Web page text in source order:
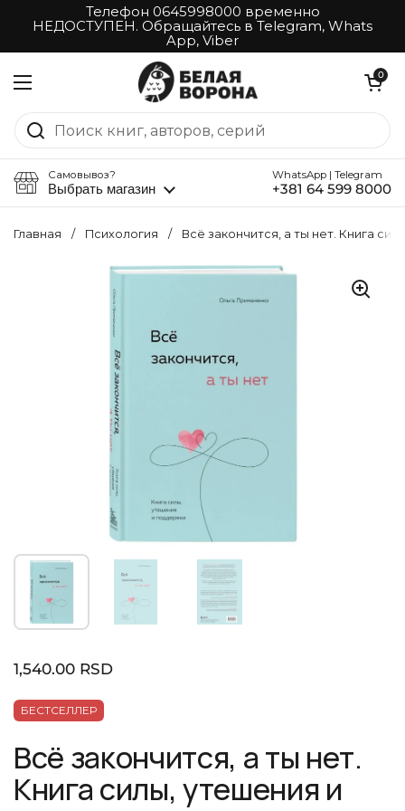
Перейти к материалуТелефон 0645998000 временно
НЕДОСТУПЕН. Обращайтесь в Telegram, Whats
App, Viber
Открыть меню
Открыть0
Самовывоз?
Выбрать магазин
WhatsApp | Telegram
+381 64 599 8000
Главная / Психология / Всё закончится, а ты нет. Книга
Показать слайд 1Показать слайд 2Показать слайд 3
Стандартная цена
1,540.00 RSD
БЕСТСЕЛЛЕР
Всё закончится, а ты нет.
Книга силы, утешения и